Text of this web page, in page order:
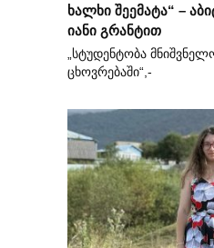
ხალხი შეემატა“ –
იანი გრანტით
„სტუდენტობა
ცხოვრებაში“,-